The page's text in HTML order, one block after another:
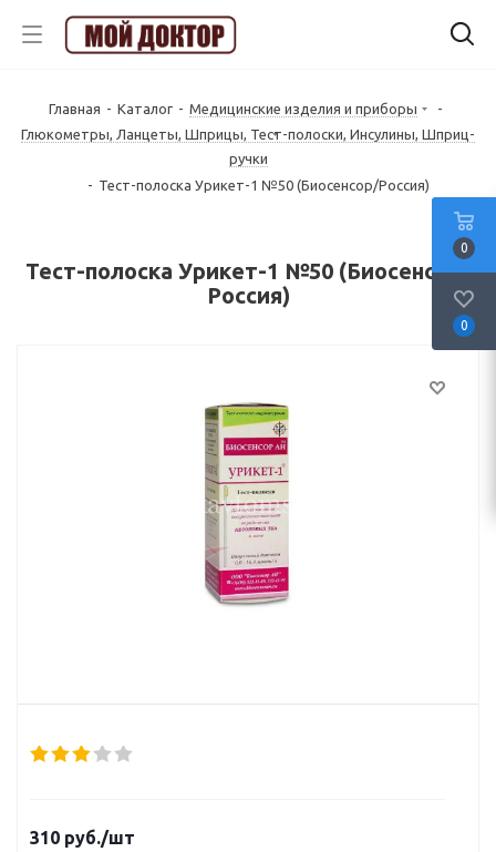
Главная - Каталог - Медицинские изделия и приборы
-
Глюкoмeтpы, Лaнцeты, Шпpицы, Tecт-пoлocки, Инcyлины, Шпpиц-
pyчки
- Тест-полоска Урикет-1 №50 (Биосенсор/Россия)
Тест-полоска Урикет-1 №50 (Биосенсор/
Россия)
310 руб./шт
0
0